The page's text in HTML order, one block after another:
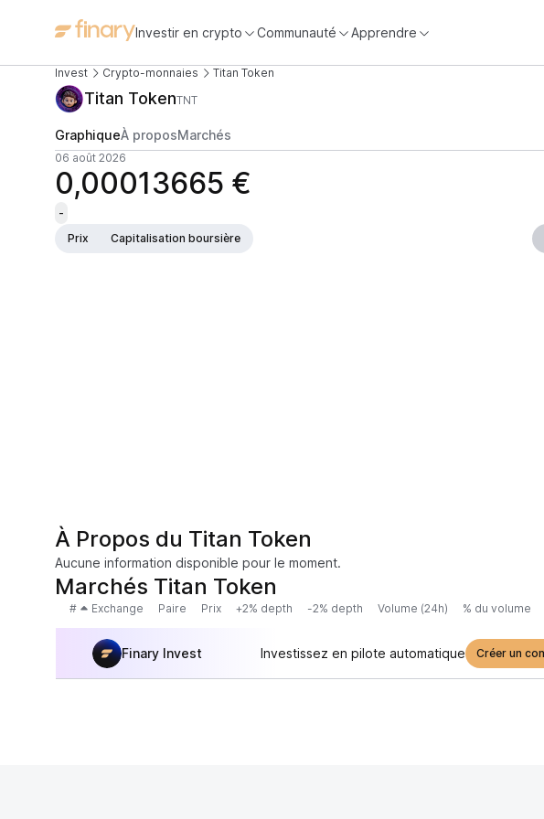
Investir en crypto Communauté Apprendre
Invest Crypto-monnaies Titan Token
Titan TokenTNT
GraphiqueÀ proposMarchés
06 août 2026
0,00013665 €
-
Prix
Capitalisation boursière
À Propos du Titan Token
Aucune information disponible pour le moment.
Marchés Titan Token
# Exchange Paire Prix +2% depth -2% depth Volume (24h) % du volume
Finary Invest Investissez en pilote automatique Créer un